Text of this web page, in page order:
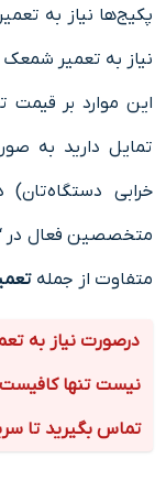
پکیج‌ها نیاز به
نیاز به تعمیر
این موارد بر قیمت
تمایل دارید به
خرابی
متخصصین فعال در
متفاوت از جمله
درصورت نیاز به
تماس بگیرید تا